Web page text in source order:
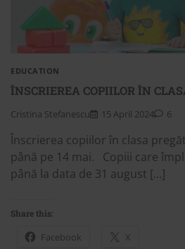
EDUCATION
ÎNSCRIEREA COPIILOR ÎN
Cristina Stefanescu 15 April 2024 6
Înscrierea copiilor în clasa
până pe 14 mai. Copiii care
până la data de 31 august […]
Share this:
Facebook X